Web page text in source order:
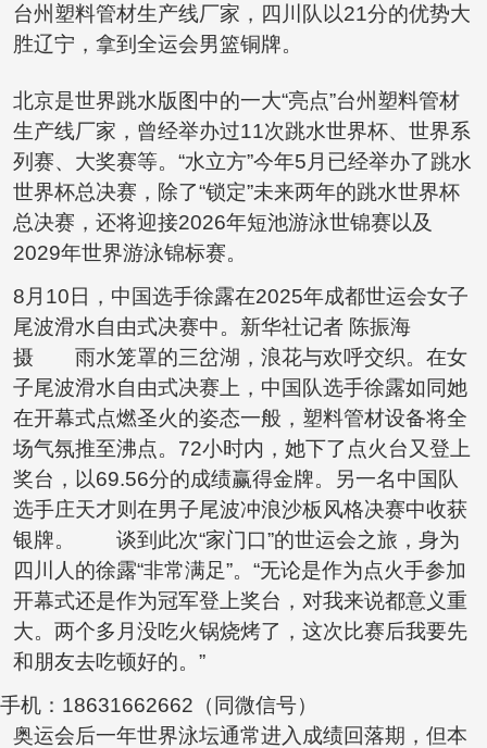
台州塑料管材生产线厂家，四川队以21分的优势大
胜辽宁，拿到全运会男篮铜牌。
北京是世界跳水版图中的一大“亮点”台州塑料管材
生产线厂家，曾经举办过11次跳水世界杯、世界系
列赛、大奖赛等。“水立方”今年5月已经举办了跳水
世界杯总决赛，除了“锁定”未来两年的跳水世界杯
总决赛，还将迎接2026年短池游泳世锦赛以及
2029年世界游泳锦标赛。
8月10日，中国选手徐露在2025年成都世运会女子
尾波滑水自由式决赛中。新华社记者 陈振海
摄 雨水笼罩的三岔湖，浪花与欢呼交织。在女
子尾波滑水自由式决赛上，中国队选手徐露如同她
在开幕式点燃圣火的姿态一般， 塑料管材设备将全
场气氛推至沸点。72小时内，她下了点火台又登上
奖台，以69.56分的成绩赢得金牌。另一名中国队
选手庄天才则在男子尾波冲浪沙板风格决赛中收获
银牌。 谈到此次“家门口”的世运会之旅，身为
四川人的徐露“非常满足”。“无论是作为点火手参加
开幕式还是作为冠军登上奖台，对我来说都意义重
大。两个多月没吃火锅烧烤了，这次比赛后我要先
和朋友去吃顿好的。”
手机：18631662662（同微信号）
奥运会后一年世界泳坛通常进入成绩回落期，但本